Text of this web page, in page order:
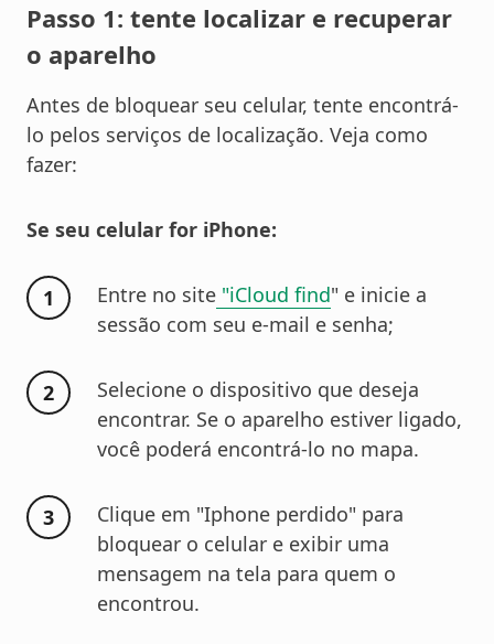
Passo 1: tente localizar e recuperar
o aparelho
Antes de bloquear seu celular, tente encontrá-
lo pelos serviços de localização. Veja como
fazer:
Se seu celular for iPhone:
Entre no site "iCloud find" e inicie a
sessão com seu e-mail e senha;
Selecione o dispositivo que deseja
encontrar. Se o aparelho estiver ligado,
você poderá encontrá-lo no mapa.
Clique em "Iphone perdido" para
bloquear o celular e exibir uma
mensagem na tela para quem o
encontrou.